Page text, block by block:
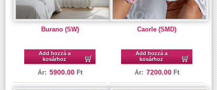
Burano (SW)
Add hozzá a
kosárhoz
Ár: 5900.00 Ft
Caorle (SMD)
Add hozzá a
kosárhoz
Ár: 7200.00 Ft